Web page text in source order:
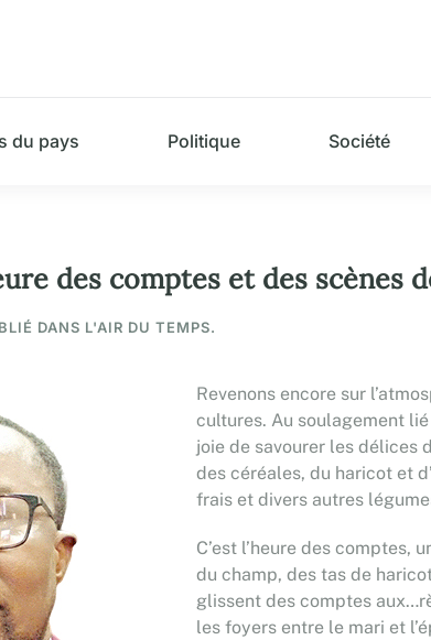
du pays Politique Société
des comptes et des scènes
DANS L'AIR DU TEMPS.
Revenons encore sur
cultures. Au soulagement
joie de savourer les délices
des céréales, du haricot et
frais et divers autres
C’est l’heure des comptes,
du champ, des tas de
glissent des comptes
les foyers entre le mari et